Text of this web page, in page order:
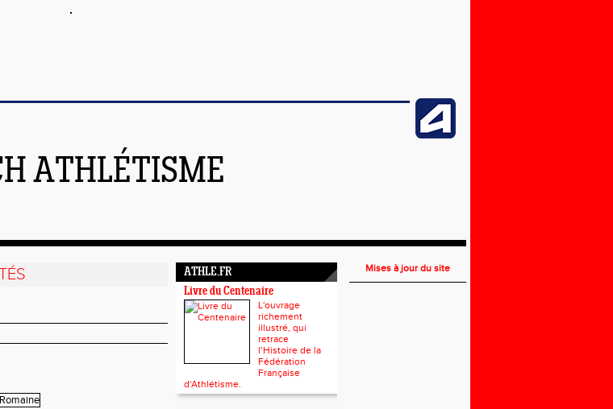
ATHLÉTISME
ATHLE.FR
Livre du Centenaire
L'ouvrage
richement
illustré, qui
retrace
l’Histoire de la
Fédération
Française
d'Athlétisme.
Mises à jour du site